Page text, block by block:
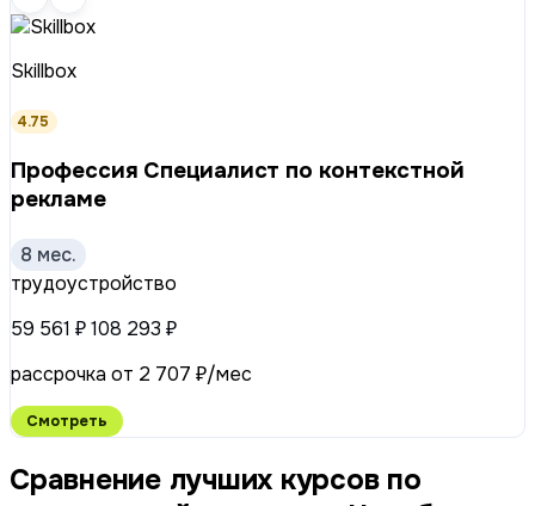
Skillbox
4.75
Профессия Специалист по контекстной
рекламе
8 мес.
трудоустройство
59 561 ₽108 293 ₽
рассрочка от 2 707 ₽/мес
Смотреть
Сравнение лучших курсов по